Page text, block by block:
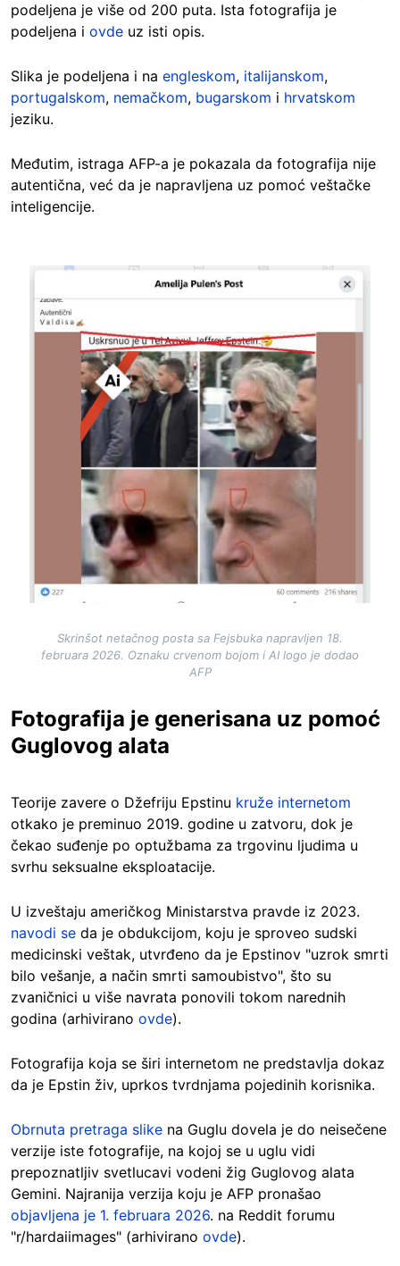
podeljena je više od 200 puta. Ista fotografija je
podeljena i ovde uz isti opis.
Slika je podeljena i na engleskom, italijanskom,
portugalskom, nemačkom, bugarskom i hrvatskom
jeziku.
Međutim, istraga AFP-a je pokazala da fotografija nije
autentična, već da je napravljena uz pomoć veštačke
inteligencije.
Skrinšot netačnog posta sa Fejsbuka napravljen 18.
februara 2026. Oznaku crvenom bojom i AI logo je dodao
AFP
Fotografija je generisana uz pomoć
Guglovog alata
Teorije zavere o Džefriju Epstinu kruže internetom
otkako je preminuo 2019. godine u zatvoru, dok je
čekao suđenje po optužbama za trgovinu ljudima u
svrhu seksualne eksploatacije.
U izveštaju američkog Ministarstva pravde iz 2023.
navodi se da je obdukcijom, koju je sproveo sudski
medicinski veštak, utvrđeno da je Epstinov "uzrok smrti
bilo vešanje, a način smrti samoubistvo", što su
zvaničnici u više navrata ponovili tokom narednih
godina (arhivirano ovde).
Fotografija koja se širi internetom ne predstavlja dokaz
da je Epstin živ, uprkos tvrdnjama pojedinih korisnika.
Obrnuta pretraga slike na Guglu dovela je do neisečene
verzije iste fotografije, na kojoj se u uglu vidi
prepoznatljiv svetlucavi vodeni žig Guglovog alata
Gemini. Najranija verzija koju je AFP pronašao
objavljena je 1. februara 2026. na Reddit forumu
"r/hardaiimages" (arhivirano ovde).